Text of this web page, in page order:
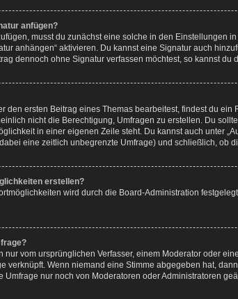
anfügen?
musst du zunächst eine solche in den
anhängen“ aktivieren. Du kannst eine Signatur auch
dennoch ohne Signatur verfassen möchtest, so kannst
den ersten Beitrag eines Themas bearbeitest, findest du
nicht die Berechtigung, Umfragen zu erstellen. Du
in einer eigenen Zeile steht. Du kannst auch unter
eine zeitlich unbegrenzte Umfrage) und schließlich, ob
erstellen?
wird durch die Board-Administration
vom ursprünglichen Verfasser, einem Moderator oder
verknüpft. Wenn niemand eine Stimme abgegeben hat,
Umfrage nur noch von Moderatoren oder Administratoren